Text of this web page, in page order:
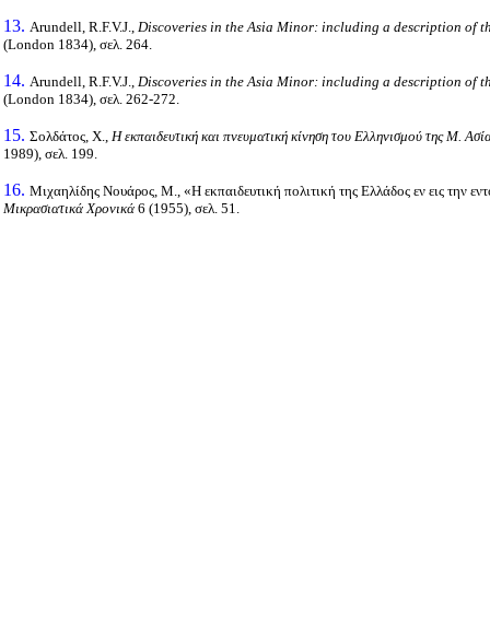
13. Arundell, R.F.V.J., Discoveries in the Asia Minor: including a description of
(London 1834), σελ. 264.
14. Arundell, R.F.V.J., Discoveries in the Asia Minor: including a description of
(London 1834), σελ. 262-272.
15. Σολδάτος, Χ., Η εκπαιδευτική και πνευματική κίνηση του Ελληνισμού της Μ.
1989), σελ. 199.
16. Μιχαηλίδης Νουάρος, Μ., «Η εκπαιδευτική πολιτική της Ελλάδος εν εις την
Μικρασιατικά Χρονικά 6 (1955), σελ. 51.